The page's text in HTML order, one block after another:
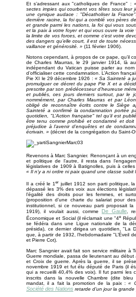
Et s’adressant aux "catholiques de France" :
sectes impies qui courbent vos têtes sous leur
une cynique audace : "Décatholiser la
dernière racine, la foi qui a comblé vos pères
et grande parmi les nations, la foi qui vous
et la paix à votre foyer et qui vous ouvre la
la limite de vos forces, et comme c’est votre
des dangers qu’elle court, il est de toute
vaillance et générosité. » (11 février 1906).
Notons cependant, à propos de ce pape, qu’il
de Charles Maurras, le 29 janvier 1914, là
indépendant du Vatican puisse parler au
d’officialiser cette condamnation. L’Action
Pie XI le 29 décembre 1926 : « Sa Sainteté a
promulguer ce décret du pape Pie X et a
prescrite par son prédécesseur d’heureuse
et publiés, ces jours derniers surtout, par le
nommément, par Charles Maurras et par
obligé de reconnaître écrits contre le Siège
Sainteté a confirmé la condamnation portée
quotidien, "L’Action française" tel qu’il est
être tenu comme prohibé et condamné et
préjudice à l’avenir d’enquêtes et de
écrivain. » (décret de la congrégation du Saint-
Revenons à Marc Sangnier. Renonçant à un
et politique de l’autre, il resta dans
législatives de 1909 à Batignolles, puis à
« Il n’y a ni ordre ni paix quand une classe subit
Il a créé le 1er juillet 1912 son parti politique,
dépassé les 3% des voix aux élections
l’égalité des droits pour les femmes, et
(proposition d’une charte du salariat pour
institutionnel, si ce nouveau parti proposait la
1919), il voulait aussi, comme De Gaulle,
Économique et Social (il réclamait une "4e
se fédéra dans une Ligue nationale de la
présida), ce dernier dirigea un quotidien, "La
que, à partir de 1932, l’hebdomadaire "L’Éveil
et Pierre Cot).
Marc Sangnier avait fait son service militaire à
Guerre mondiale, passa de lieutenant au
et Croix de guerre. Après la guerre, il se
novembre 1919 et fut élu député de Paris (il
qui a recueilli 40,4% des voix). Il fut parmi les
inscrits dans la nouvelle Chambre (dite
mandat, il a fait la promotion de la paix :«
Société des Nations retarde d’un jour la